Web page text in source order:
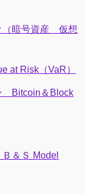
（暗号資産 仮想
at Risk（VaR）
Bitcoin＆Block
＆Ｓ Model